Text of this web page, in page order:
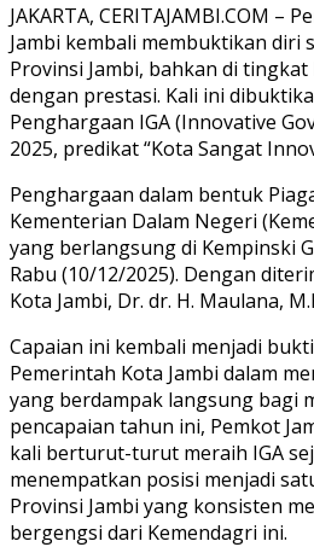
JAKARTA, CERITAJAMBI.COM –
Jambi kembali membuktikan diri
Provinsi Jambi, bahkan di
dengan prestasi. Kali ini
Penghargaan IGA (Innovative
2025, predikat “Kota Sangat
Penghargaan dalam bentuk
Kementerian Dalam Negeri
yang berlangsung di Kempinski
Rabu (10/12/2025). Dengan
Kota Jambi, Dr. dr. H. Maulana,
Capaian ini kembali menjadi
Pemerintah Kota Jambi dalam
yang berdampak langsung bagi
pencapaian tahun ini, Pemkot
kali berturut-turut meraih IGA
menempatkan posisi menjadi
Provinsi Jambi yang konsisten
bergengsi dari Kemendagri ini.